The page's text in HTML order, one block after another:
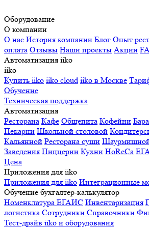
Оборудование
О компании
О нас История компании Блог Опыт
оплата Отзывы Наши проекты Акции
Автоматизация iiko
iiko
Купить iiko iiko cloud iiko в Москве
Обучение
Техническая поддержка
Автоматизация
Ресторана Кафе Общепита Кофейни Бара
Пекарни Школьной столовой
Кальянной Ресторана суши
Заведения Пиццерии Кухни HoReCa
Цена
Приложения для iiko
Приложения для iiko Интеграционные
Обучение бухгалтер-калькулятор
Номенклатура ЕГАИС Инвентаризация
логистика Сотрудники Справочники
Тест-драйв iiko и оборудования